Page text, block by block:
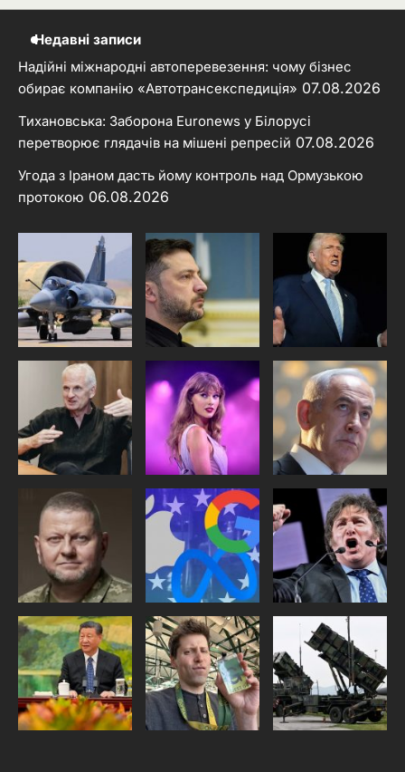
Недавні записи
Надійні міжнародні автоперевезення: чому бізнес
обирає компанію «Автотрансекспедиція» 07.08.2026
Тихановська: Заборона Euronews у Білорусі
перетворює глядачів на мішені репресій 07.08.2026
Угода з Іраном дасть йому контроль над Ормузькою
протокою 06.08.2026